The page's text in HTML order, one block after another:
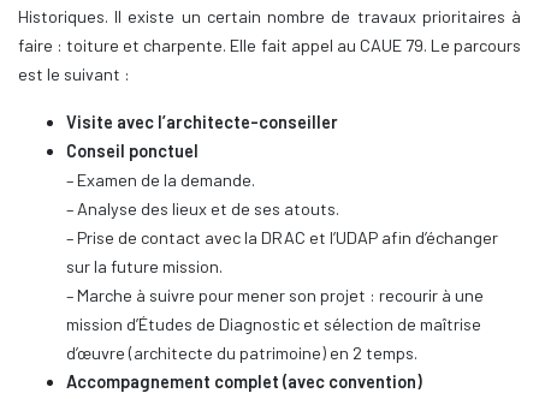
Historiques. Il existe un certain nombre de travaux prioritaires à
faire : toiture et charpente. Elle fait appel au CAUE 79. Le parcours
est le suivant :
Visite avec l’architecte-conseiller
Conseil ponctuel
– Examen de la demande.
– Analyse des lieux et de ses atouts.
– Prise de contact avec la DRAC et l’UDAP afin d’échanger
sur la future mission.
– Marche à suivre pour mener son projet : recourir à une
mission d’Études de Diagnostic et sélection de maîtrise
d’œuvre (architecte du patrimoine) en 2 temps.
Accompagnement complet (avec convention)